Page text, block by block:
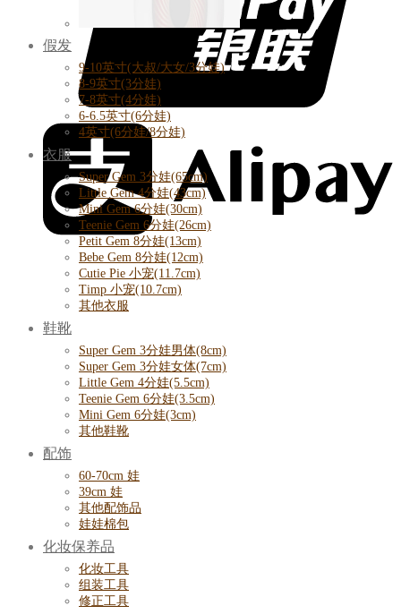
假发
9-10英寸(大叔/大女/3分娃)
8-9英寸(3分娃)
7-8英寸(4分娃)
6-6.5英寸(6分娃)
4英寸(6分娃/8分娃)
衣服
Super Gem 3分娃(65cm)
Little Gem 4分娃(43cm)
Mini Gem 6分娃(30cm)
Teenie Gem 6分娃(26cm)
Petit Gem 8分娃(13cm)
Bebe Gem 8分娃(12cm)
Cutie Pie 小宠(11.7cm)
Timp 小宠(10.7cm)
其他衣服
鞋靴
Super Gem 3分娃男体(8cm)
Super Gem 3分娃女体(7cm)
Little Gem 4分娃(5.5cm)
Teenie Gem 6分娃(3.5cm)
Mini Gem 6分娃(3cm)
其他鞋靴
配饰
60-70cm 娃
39cm 娃
其他配饰品
娃娃棉包
化妆保养品
化妆工具
组装工具
修正工具